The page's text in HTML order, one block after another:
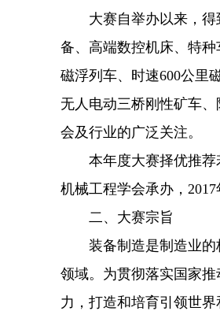
大赛自举办以来，得到
备、高端数控机床、特
磁浮列车、时速600公里
无人电动三桥刚性矿车
会及行业的广泛关注。
本年度大赛择优推荐若
机械工程学会承办，
二、大赛宗旨
装备制造是制造业的核
领域。为贯彻落实国家
力，打造和培育引领世